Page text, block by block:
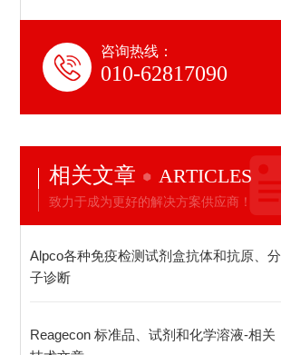
咨询热线：
010-62817090
相关文章 ARTICLES
致力于成为更好的解决方案供应商！
Alpco各种免疫检测试剂盒抗体和抗原、分
子诊断
Reagecon 标准品、试剂和化学溶液-相关